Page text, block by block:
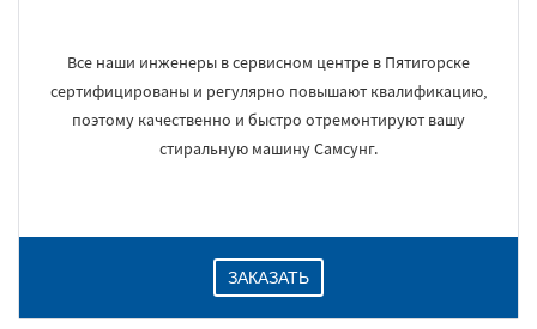
Все наши инженеры в сервисном центре в Пятигорске
сертифицированы и регулярно повышают квалификацию,
поэтому качественно и быстро отремонтируют вашу
стиральную машину Самсунг.
ЗАКАЗАТЬ